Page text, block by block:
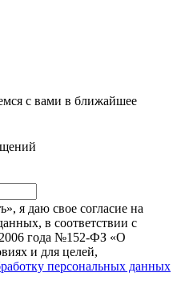
с вами в ближайшее
я даю свое согласие на
в соответствии с
года №152-ФЗ «О
и для целей,
персональных данных